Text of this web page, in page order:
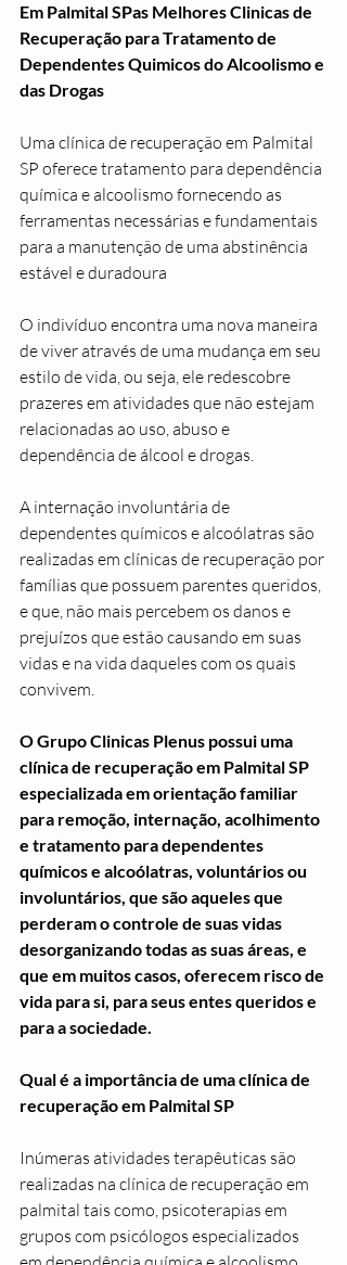
Em Palmital SPas Melhores Clinicas de
Recuperação para Tratamento de
Dependentes Quimicos do Alcoolismo e
das Drogas
Uma clínica de recuperação em Palmital
SP oferece tratamento para dependência
química e alcoolismo fornecendo as
ferramentas necessárias e fundamentais
para a manutenção de uma abstinência
estável e duradoura
O indivíduo encontra uma nova maneira
de viver através de uma mudança em seu
estilo de vida, ou seja, ele redescobre
prazeres em atividades que não estejam
relacionadas ao uso, abuso e
dependência de álcool e drogas.
A internação involuntária de
dependentes químicos e alcoólatras são
realizadas em clínicas de recuperação por
famílias que possuem parentes queridos,
e que, não mais percebem os danos e
prejuízos que estão causando em suas
vidas e na vida daqueles com os quais
convivem.
O Grupo Clinicas Plenus possui uma
clínica de recuperação em Palmital SP
especializada em orientação familiar
para remoção, internação, acolhimento
e tratamento para dependentes
químicos e alcoólatras, voluntários ou
involuntários, que são aqueles que
perderam o controle de suas vidas
desorganizando todas as suas áreas, e
que em muitos casos, oferecem risco de
vida para si, para seus entes queridos e
para a sociedade.
Qual é a importância de uma clínica de
recuperação em Palmital SP
Inúmeras atividades terapêuticas são
realizadas na clínica de recuperação em
palmital tais como, psicoterapias em
grupos com psicólogos especializados